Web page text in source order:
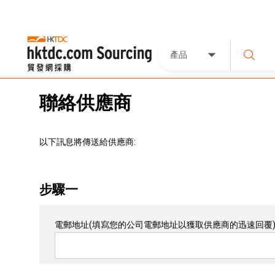
產品
聯絡供應商
以下訊息將傳送給供應商:
步驟一
電郵地址(填寫您的公司電郵地址以獲取供應商的迅速回覆)